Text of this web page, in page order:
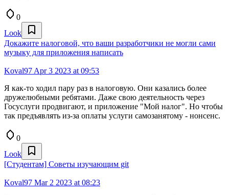
0
Look
Докажите налоговой, что ваши разработчики не могли сами
музыку для приложения написать
Koval97 Apr 3 2023 at 09:53
Я как-то ходил пару раз в налоговую. Они казались более
дружелюбными ребятами. Даже свою деятельность через
Госуслуги продвигают, и приложение "Мой налог". Но чтобы
так предъявлять из-за оплаты услуги самозанятому - нонсенс.
0
Look
[Студентам] Советы изучающим git
Koval97 Mar 2 2023 at 08:23